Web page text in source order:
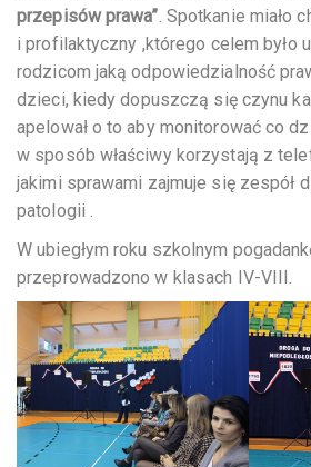
przepisów prawa”. Spotkanie miało
i profilaktyczny ,którego celem było
rodzicom jaką odpowiedzialność
dzieci, kiedy dopuszczą się czynu
apelował o to aby monitorować co
w sposób właściwy korzystają z
jakimi sprawami zajmuje się zespół
patologii .
W ubiegłym roku szkolnym
przeprowadzono w klasach IV-VIII.